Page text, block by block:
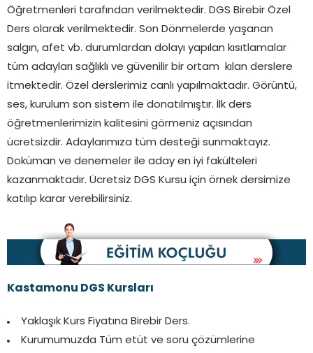
Öğretmenleri tarafından verilmektedir. DGS Birebir Özel
Ders olarak verilmektedir. Son Dönmelerde yaşanan
salgın, afet vb. durumlardan dolayı yapılan kısıtlamalar
tüm adayları sağlıklı ve güvenilir bir ortam kılan derslere
itmektedir. Özel derslerimiz canlı yapılmaktadır. Görüntü,
ses, kurulum son sistem ile donatılmıştır. İlk ders
öğretmenlerimizin kalitesini görmeniz açısından
ücretsizdir. Adaylarımıza tüm desteği sunmaktayız.
Doküman ve denemeler ile aday en iyi fakülteleri
kazanmaktadır. Ücretsiz DGS Kursu için örnek dersimize
katılıp karar verebilirsiniz.
Kastamonu DGS Kursları
Yaklaşık Kurs Fiyatına Birebir Ders.
Kurumumuzda Tüm etüt ve soru çözümlerine